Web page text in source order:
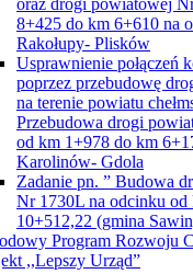
8+425 do km 6+610 na
Rakołupy- Plisków
Usprawnienie połączeń
poprzez przebudowę
na terenie powiatu
Przebudowa drogi
od km 1+978 do km
Karolinów- Gdola
Zadanie pn. ” Budowa
Nr 1730L na odcinku
10+512,22 (gmina
Program Rozwoju
,,Lepszy Urząd”